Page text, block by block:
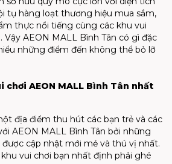
tụ hàng loạt thương hiệu mua sắm,
thực nổi tiếng cùng các khu vui
Vậy AEON MALL Bình Tân có gì đặc
những điểm đến không thể bỏ lỡ
chơi AEON MALL Bình Tân nhất
địa điểm thu hút các bạn trẻ và các
AEON MALL Bình Tân bởi những
cập nhật mới mẻ và thú vị nhất.
vui chơi bạn nhất định phải ghé